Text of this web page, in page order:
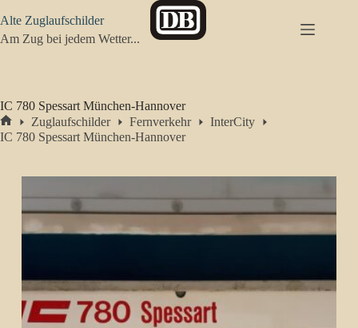
Inhalt
springen
Alte Zuglaufschilder
Am Zug bei jedem Wetter...
IC 780 Spessart München-Hannover
Start
Zuglaufschilder Fernverkehr
InterCity
IC 780 Spessart München-Hannover